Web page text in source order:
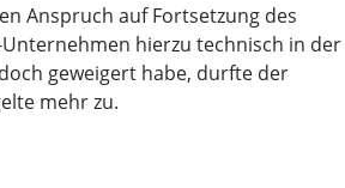
Anspruch auf Fortsetzung des
hierzu technisch in der
geweigert habe, durfte der
mehr zu.